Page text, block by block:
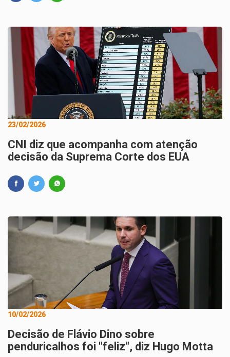
23/02/2026
CNI diz que acompanha com atenção
decisão da Suprema Corte dos EUA
10/02/2026
Decisão de Flávio Dino sobre
penduricalhos foi "feliz", diz Hugo Motta